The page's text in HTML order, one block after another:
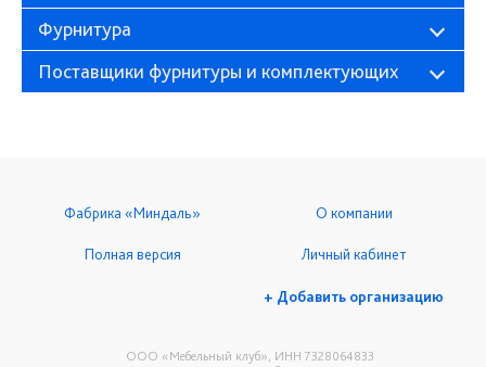
Фурнитура
Поставщики фурнитуры и комплектующих
ООО «Мебельный клуб», ИНН 7328064833
Фабрика «Миндаль» О компании
Полная версия Личный кабинет
+ Добавить организацию